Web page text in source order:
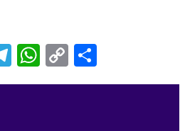
T
el
W
h
C
o
S
h